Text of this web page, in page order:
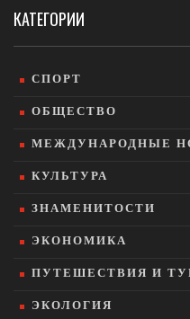
КАТЕГОРИИ
СПОРТ
ОБЩЕСТВО
МЕЖДУНАРОДНЫЕ
КУЛЬТУРА
ЗНАМЕНИТОСТИ
ЭКОНОМИКА
ПУТЕШЕСТВИЯ И
ЭКОЛОГИЯ